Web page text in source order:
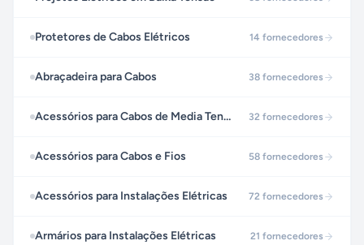
Protetores de Cabos Elétricos 14 fornecedores
Abraçadeira para Cabos 38 fornecedores
Acessórios para Cabos de Media Tensão 32 fornecedores
Acessórios para Cabos e Fios 58 fornecedores
Acessórios para Instalações Elétricas 72 fornecedores
Armários para Instalações Elétricas 21 fornecedores